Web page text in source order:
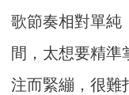
歌節奏相對單純
間，太想要精準
注而緊繃，很難